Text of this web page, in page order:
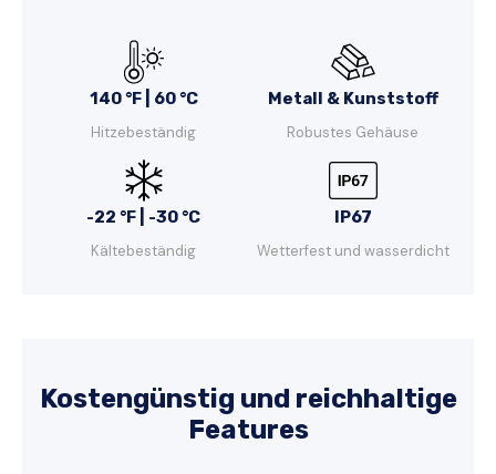
140 °F | 60 °C
Hitzebeständig
Metall & Kunststoff
Robustes Gehäuse
-22 °F | -30 °C
Kältebeständig
IP67
Wetterfest und wasserdicht
Kostengünstig und reichhaltige
Features